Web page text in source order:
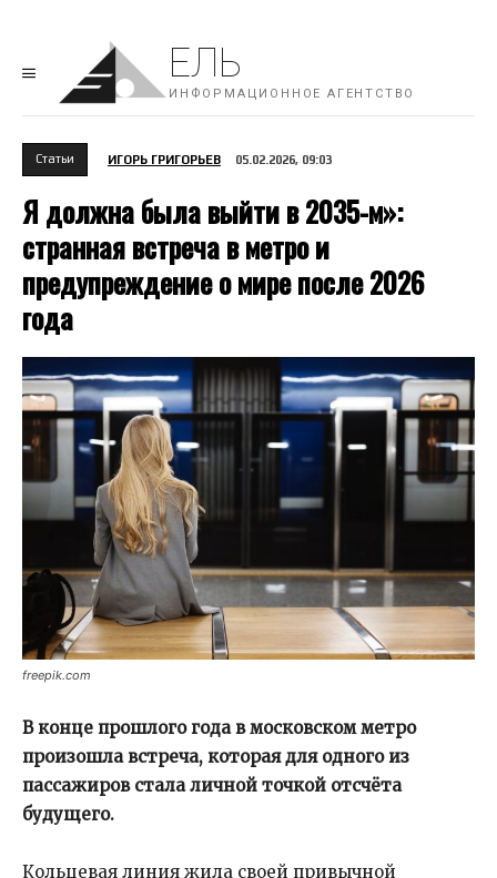
ЕЛЬ
ИНФОРМАЦИОННОЕ АГЕНТСТВО
Cтатьи ИГОРЬ ГРИГОРЬЕВ 05.02.2026, 09:03
Я должна была выйти в 2035-м»:
странная встреча в метро и
предупреждение о мире после 2026
года
freepik.com
В конце прошлого года в московском метро
произошла встреча, которая для одного из
пассажиров стала личной точкой отсчёта
будущего.
Кольцевая линия жила своей привычной